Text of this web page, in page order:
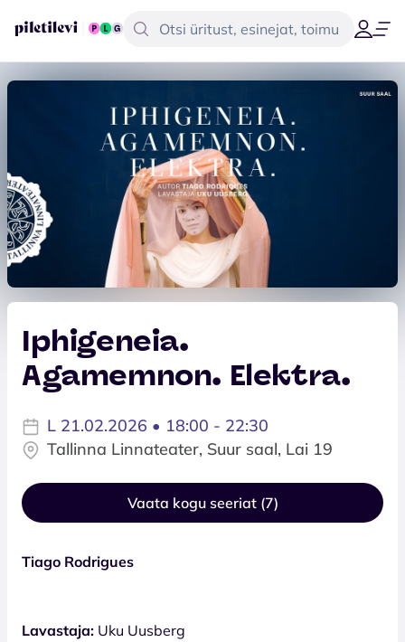
Iphigeneia.
Agamemnon. Elektra.
L 21.02.2026 • 18:00 - 22:30
Tallinna Linnateater, Suur saal, Lai 19
Vaata kogu seeriat (7)
Tiago Rodrigues
Lavastaja: Uku Uusberg